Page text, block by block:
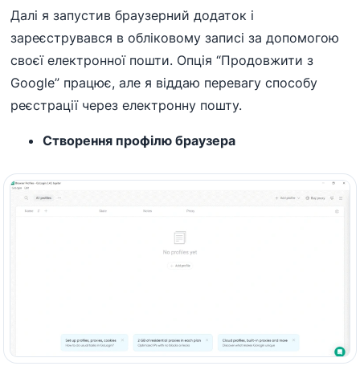
Далі я запустив браузерний додаток і
зареєструвався в обліковому записі за допомогою
своєї електронної пошти. Опція “Продовжити з
Google” працює, але я віддаю перевагу способу
реєстрації через електронну пошту.
Створення профілю браузера